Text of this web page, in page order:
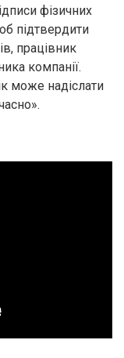
фізичних
підтвердити
працівник
компанії.
може надіслати